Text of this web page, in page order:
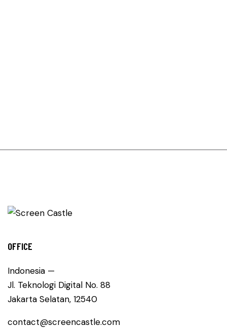
OFFICE
Indonesia —
Jl. Teknologi Digital No. 88
Jakarta Selatan, 12540
contact@screencastle.com